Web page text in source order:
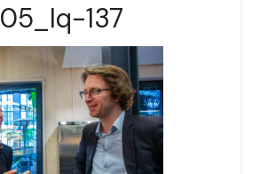
05_lq-137